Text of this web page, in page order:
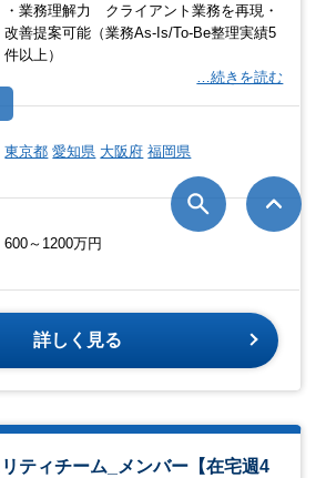
・業務理解力 クライアント業務を再現・
改善提案可能（業務As-Is/To-Be整理実績5
件以上）
…続きを読む
東京都 愛知県 大阪府 福岡県
600～1200万円
詳しく見る
ティチーム_メンバー【在宅週4